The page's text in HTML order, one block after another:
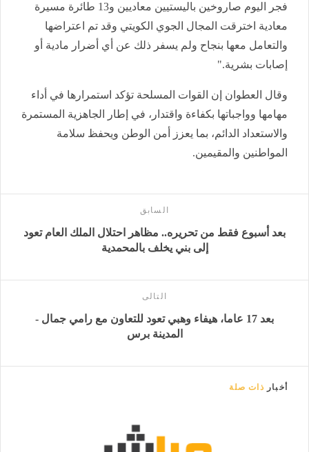
فجر اليوم صاروخين باليستيين معاديين و13 طائرة مسيرة
معادية اخترقت المجال الجوي الكويتي وقد تم اعتراضها
والتعامل معها بنجاح ولم يسفر ذلك عن أي أضرار مادية أو
إصابات بشرية."
وقال العطوان إن القوات المسلحة تؤكد استمرارها في أداء
مهامها وواجباتها بكفاءة واقتدار، في إطار الجاهزية المستمرة
والاستعداد الدائم، بما يعزز أمن الوطن ويحفظ سلامة
المواطنين والمقيمين.
السابق
بعد أسبوع فقط من تحريره.. مظاهر احتلال الملك العام تعود
إلى بني يخلف بالمحمدية
التالى
بعد 17 عاما، هيفاء وهبي تعود للتعاون مع رامي جمال -
المدينة برس
أخبار ذات صلة